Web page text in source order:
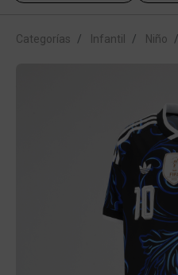
Categorías Infantil Niño